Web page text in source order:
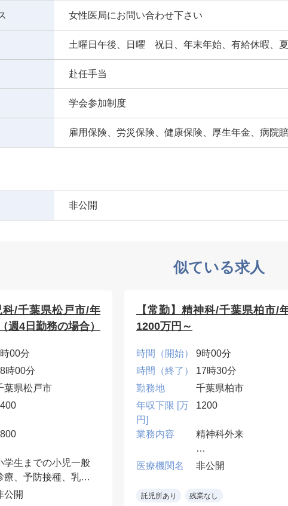
女性医局にお問い合わせ下さい
土曜日午後、日曜 祝日、年末年始、有給休暇、
赴任手当
学会参加制度
雇用保険、労災保険、健康保険、厚生年金、病院
非公開
似ている求人
科/千葉県松戸市/年
週4日勤務の場合）
00分
時00分
葉県松戸市
学生までの小児一般
療、予防接種、乳児
診他
公開
【常勤】精神科/千葉県柏市/
1200万円～
時間（開始）
9時00分
時間（終了）
17時30分
勤務地
千葉県柏市
年収下限 [万
円]
1200
業務内容 精神科外来
電子カルテ
医療機関名 非公開
託児所あり 残業なし